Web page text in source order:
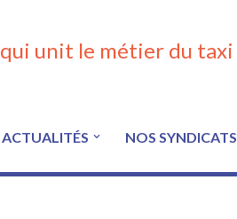
qui unit le métier du taxi
ACTUALITÉS NOS SYNDICATS